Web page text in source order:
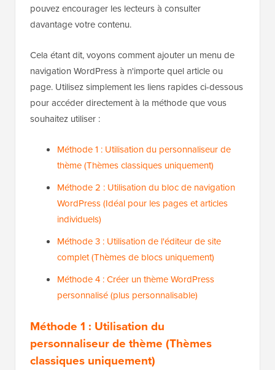
pouvez encourager les lecteurs à consulter
davantage votre contenu.
Cela étant dit, voyons comment ajouter un menu de
navigation WordPress à n'importe quel article ou
page. Utilisez simplement les liens rapides ci-dessous
pour accéder directement à la méthode que vous
souhaitez utiliser :
Méthode 1 : Utilisation du personnaliseur de
thème (Thèmes classiques uniquement)
Méthode 2 : Utilisation du bloc de navigation
WordPress (Idéal pour les pages et articles
individuels)
Méthode 3 : Utilisation de l'éditeur de site
complet (Thèmes de blocs uniquement)
Méthode 4 : Créer un thème WordPress
personnalisé (plus personnalisable)
Méthode 1 : Utilisation du
personnaliseur de thème (Thèmes
classiques uniquement)